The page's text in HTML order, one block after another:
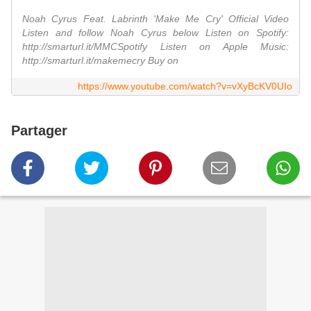
Noah Cyrus Feat. Labrinth 'Make Me Cry' Official Video
Listen and follow Noah Cyrus below Listen on Spotify:
http://smarturl.it/MMCSpotify Listen on Apple Music:
http://smarturl.it/makemecry Buy on
https://www.youtube.com/watch?v=vXyBcKV0UIo
Partager